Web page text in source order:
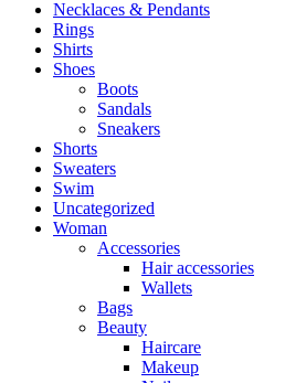
Necklaces & Pendants
Rings
Shirts
Shoes
Boots
Sandals
Sneakers
Shorts
Sweaters
Swim
Uncategorized
Woman
Accessories
Hair accessories
Wallets
Bags
Beauty
Haircare
Makeup